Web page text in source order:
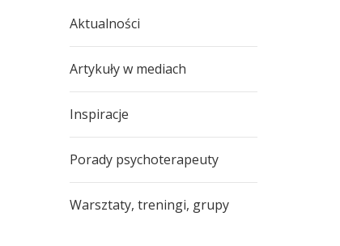
Aktualności
Artykuły w mediach
Inspiracje
Porady psychoterapeuty
Warsztaty, treningi, grupy